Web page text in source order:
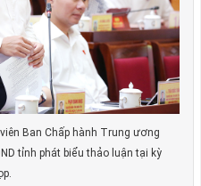
Ban Chấp hành Trung ương
tỉnh phát biểu thảo luận tại kỳ